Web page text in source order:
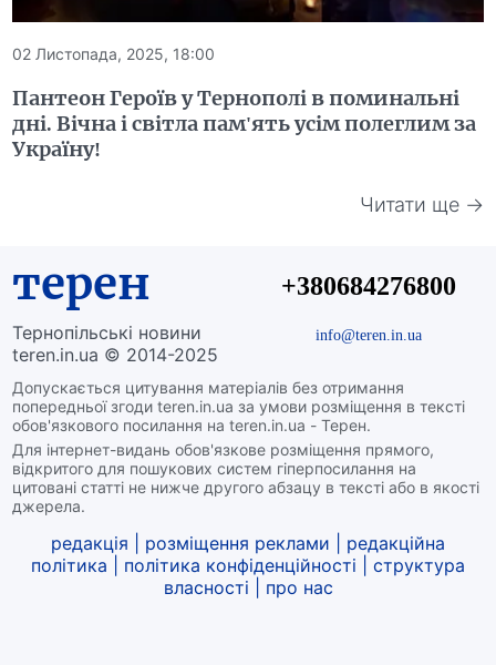
02 Листопада, 2025, 18:00
Пантеон Героїв у Тернополі в поминальні
дні. Вічна і світла пам'ять усім полеглим за
Україну!
Читати ще →
терен
Тернопільські новини
teren.in.ua © 2014-2025
Допускається цитування матеріалів без отримання
попередньої згоди teren.in.ua за умови розміщення в тексті
обов'язкового посилання на teren.in.ua - Терен.
Для інтернет-видань обов'язкове розміщення прямого,
відкритого для пошукових систем гіперпосилання на
цитовані статті не нижче другого абзацу в тексті або в якості
джерела.
+380684276800
info@teren.in.ua
редакція розміщення реклами
редакційна
політика
політика конфіденційності
структура
власності
про нас